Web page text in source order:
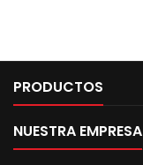
PRODUCTOS
NUESTRA EMPRESA